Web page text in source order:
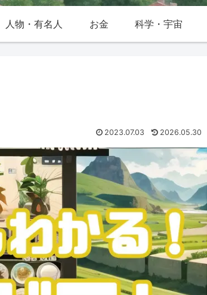
人物・有名人 お金 科学・宇宙
2023.07.03 2026.05.30